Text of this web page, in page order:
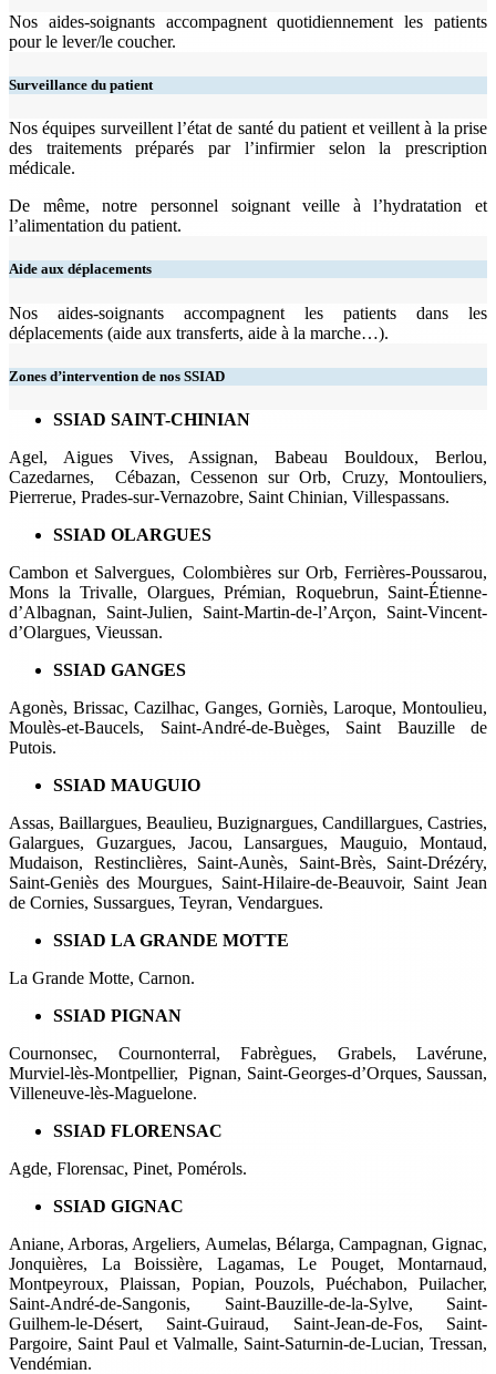
Nos aides-soignants accompagnent quotidiennement les patients
pour le lever/le coucher.
Surveillance du patient
Nos équipes surveillent l’état de santé du patient et veillent à la prise
des traitements préparés par l’infirmier selon la prescription
médicale.
De même, notre personnel soignant veille à l’hydratation et
l’alimentation du patient.
Aide aux déplacements
Nos aides-soignants accompagnent les patients dans les
déplacements (aide aux transferts, aide à la marche…).
Zones d’intervention de nos SSIAD
SSIAD SAINT-CHINIAN
Agel, Aigues Vives, Assignan, Babeau Bouldoux, Berlou,
Cazedarnes, Cébazan, Cessenon sur Orb, Cruzy, Montouliers,
Pierrerue, Prades-sur-Vernazobre, Saint Chinian, Villespassans.
SSIAD OLARGUES
Cambon et Salvergues, Colombières sur Orb, Ferrières-Poussarou,
Mons la Trivalle, Olargues, Prémian, Roquebrun, Saint-Étienne-
d’Albagnan, Saint-Julien, Saint-Martin-de-l’Arçon, Saint-Vincent-
d’Olargues, Vieussan.
SSIAD GANGES
Agonès, Brissac, Cazilhac, Ganges, Gorniès, Laroque, Montoulieu,
Moulès-et-Baucels, Saint-André-de-Buèges, Saint Bauzille de
Putois.
SSIAD MAUGUIO
Assas, Baillargues, Beaulieu, Buzignargues, Candillargues, Castries,
Galargues, Guzargues, Jacou, Lansargues, Mauguio, Montaud,
Mudaison, Restinclières, Saint-Aunès, Saint-Brès, Saint-Drézéry,
Saint-Geniès des Mourgues, Saint-Hilaire-de-Beauvoir, Saint Jean
de Cornies, Sussargues, Teyran, Vendargues.
SSIAD LA GRANDE MOTTE
La Grande Motte, Carnon.
SSIAD PIGNAN
Cournonsec, Cournonterral, Fabrègues, Grabels, Lavérune,
Murviel-lès-Montpellier, Pignan, Saint-Georges-d’Orques, Saussan,
Villeneuve-lès-Maguelone.
SSIAD FLORENSAC
Agde, Florensac, Pinet, Pomérols.
SSIAD GIGNAC
Aniane, Arboras, Argeliers, Aumelas, Bélarga, Campagnan, Gignac,
Jonquières, La Boissière, Lagamas, Le Pouget, Montarnaud,
Montpeyroux, Plaissan, Popian, Pouzols, Puéchabon, Puilacher,
Saint-André-de-Sangonis, Saint-Bauzille-de-la-Sylve, Saint-
Guilhem-le-Désert, Saint-Guiraud, Saint-Jean-de-Fos, Saint-
Pargoire, Saint Paul et Valmalle, Saint-Saturnin-de-Lucian, Tressan,
Vendémian.